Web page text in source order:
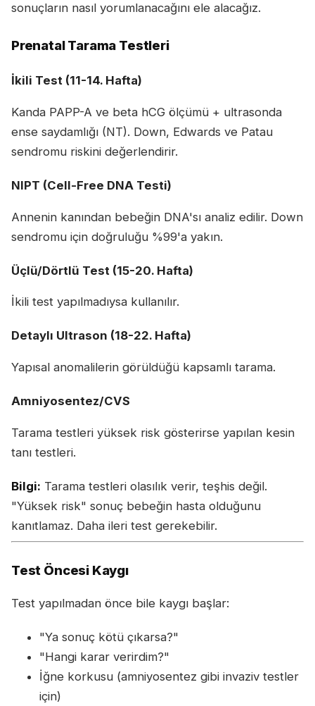
sonuçların nasıl yorumlanacağını ele alacağız.
Prenatal Tarama Testleri
İkili Test (11-14. Hafta)
Kanda PAPP-A ve beta hCG ölçümü + ultrasonda
ense saydamlığı (NT). Down, Edwards ve Patau
sendromu riskini değerlendirir.
NIPT (Cell-Free DNA Testi)
Annenin kanından bebeğin DNA'sı analiz edilir. Down
sendromu için doğruluğu %99'a yakın.
Üçlü/Dörtlü Test (15-20. Hafta)
İkili test yapılmadıysa kullanılır.
Detaylı Ultrason (18-22. Hafta)
Yapısal anomalilerin görüldüğü kapsamlı tarama.
Amniyosentez/CVS
Tarama testleri yüksek risk gösterirse yapılan kesin
tanı testleri.
Bilgi: Tarama testleri olasılık verir, teşhis değil.
"Yüksek risk" sonuç bebeğin hasta olduğunu
kanıtlamaz. Daha ileri test gerekebilir.
Test Öncesi Kaygı
Test yapılmadan önce bile kaygı başlar:
"Ya sonuç kötü çıkarsa?"
"Hangi karar verirdim?"
İğne korkusu (amniyosentez gibi invaziv testler
için)